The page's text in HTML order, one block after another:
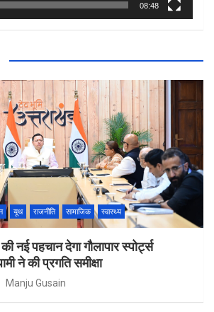
08:48
यूथ राजनीति सामाजिक स्वास्थ्य
नई पहचान देगा गौलापार स्पोर्ट्स
ने की प्रगति समीक्षा
Manju Gusain